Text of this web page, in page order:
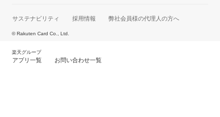
サステナビリティ 採用情報 弊社会員様の代理人の方へ
© Rakuten Card Co., Ltd.
楽天グループ
アプリ一覧 お問い合わせ一覧